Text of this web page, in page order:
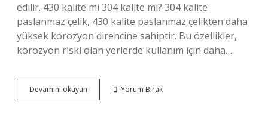
edilir. 430 kalite mi 304 kalite mi? 304 kalite
paslanmaz çelik, 430 kalite paslanmaz çelikten daha
yüksek korozyon direncine sahiptir. Bu özellikler,
korozyon riski olan yerlerde kullanım için daha…
Devamını okuyun
Çelik
Yorum Bırak